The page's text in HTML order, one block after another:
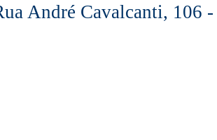
André Cavalcanti, 106